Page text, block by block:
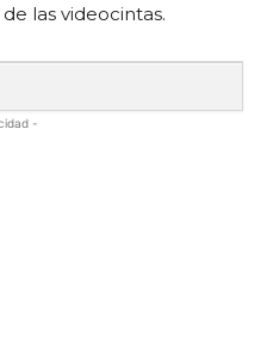
las videocintas.
-